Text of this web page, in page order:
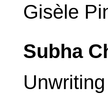
Gisèle
Subha